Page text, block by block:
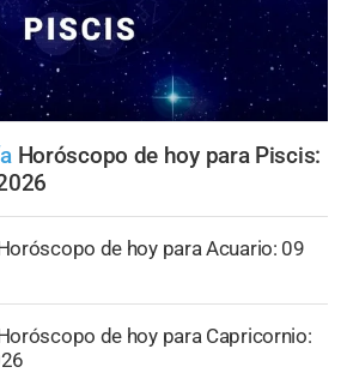
Horóscopo de hoy para Piscis:
de hoy para Acuario: 09
de hoy para Capricornio: